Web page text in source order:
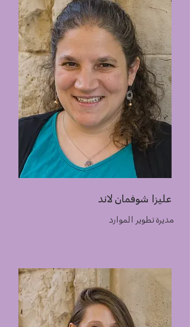
عليزا شوفمان لاند
مديرة تطوير الموارد